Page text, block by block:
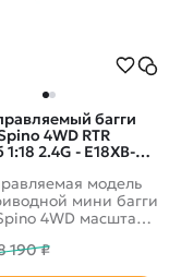
багги
4WD RTR
2.4G - E18XB-
модель
мини багги
4WD масштаба
190 ₽